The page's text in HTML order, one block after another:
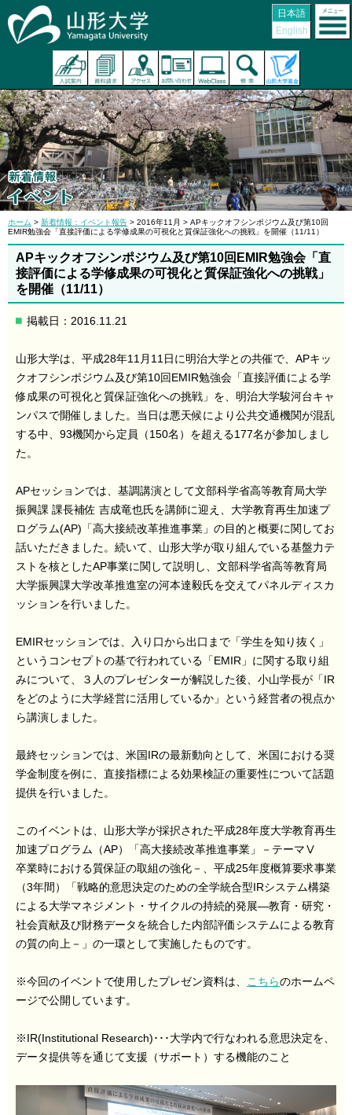
日本語
English
ホーム > 新着情報：イベント報告 > 2016年11月 > APキックオフシンポジウム及び第10回
EMIR勉強会「直接評価による学修成果の可視化と質保証強化への挑戦」を開催（11/11）
APキックオフシンポジウム及び第10回EMIR勉強会「直
接評価による学修成果の可視化と質保証強化への挑戦」
を開催（11/11）
掲載日：2016.11.21
山形大学は、平成28年11月11日に明治大学との共催で、APキッ
クオフシンポジウム及び第10回EMIR勉強会「直接評価による学
修成果の可視化と質保証強化への挑戦」を、明治大学駿河台キャ
ンパスで開催しました。当日は悪天候により公共交通機関が混乱
する中、93機関から定員（150名）を超える177名が参加しまし
た。
APセッションでは、基調講演として文部科学省高等教育局大学
振興課 課長補佐 吉成竜也氏を講師に迎え、大学教育再生加速プ
ログラム(AP)「高大接続改革推進事業」の目的と概要に関してお
話いただきました。続いて、山形大学が取り組んでいる基盤力テ
ストを核としたAP事業に関して説明し、文部科学省高等教育局
大学振興課大学改革推進室の河本達毅氏を交えてパネルディスカ
ッションを行いました。
EMIRセッションでは、入り口から出口まで「学生を知り抜く」
というコンセプトの基で行われている「EMIR」に関する取り組
みについて、３人のプレゼンターが解説した後、小山学長が「IR
をどのように大学経営に活用しているか」という経営者の視点か
ら講演しました。
最終セッションでは、米国IRの最新動向として、米国における奨
学金制度を例に、直接指標による効果検証の重要性について話題
提供を行いました。
このイベントは、山形大学が採択された平成28年度大学教育再生
加速プログラム（AP）「高大接続改革推進事業」－テーマⅤ
卒業時における質保証の取組の強化－、平成25年度概算要求事業
（3年間）「戦略的意思決定のための全学統合型IRシステム構築
による大学マネジメント・サイクルの持続的発展―教育・研究・
社会貢献及び財務データを統合した内部評価システムによる教育
の質の向上－」の一環として実施したものです。
※今回のイベントで使用したプレゼン資料は、 こちらのホームペ
ージで公開しています。
※IR(Institutional Research)･･･大学内で行なわれる意思決定を、
データ提供等を通じて支援（サポート）する機能のこと